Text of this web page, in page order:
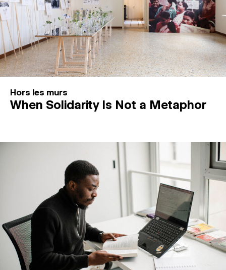
Hors les murs
When Solidarity Is Not a Metaphor